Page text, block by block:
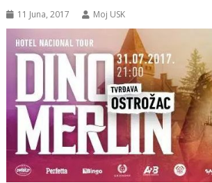
11 Juna, 2017 Moj USK